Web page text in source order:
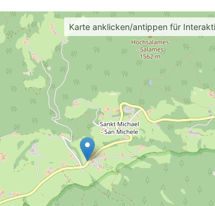
Karte anklicken/antippen für